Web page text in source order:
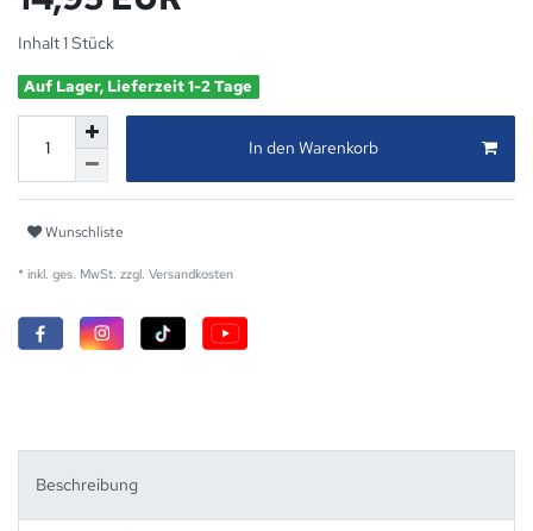
Inhalt1Stück
Auf Lager, Lieferzeit 1-2 Tage
In den Warenkorb
Wunschliste
* inkl. ges. MwSt. zzgl. Versandkosten
Beschreibung